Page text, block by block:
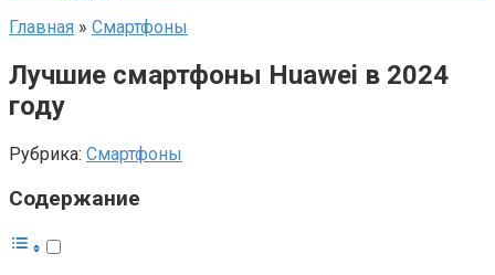
Главная » Смартфоны
Лучшие смартфоны Huawei в 2024
году
Рубрика: Смартфоны
Содержание